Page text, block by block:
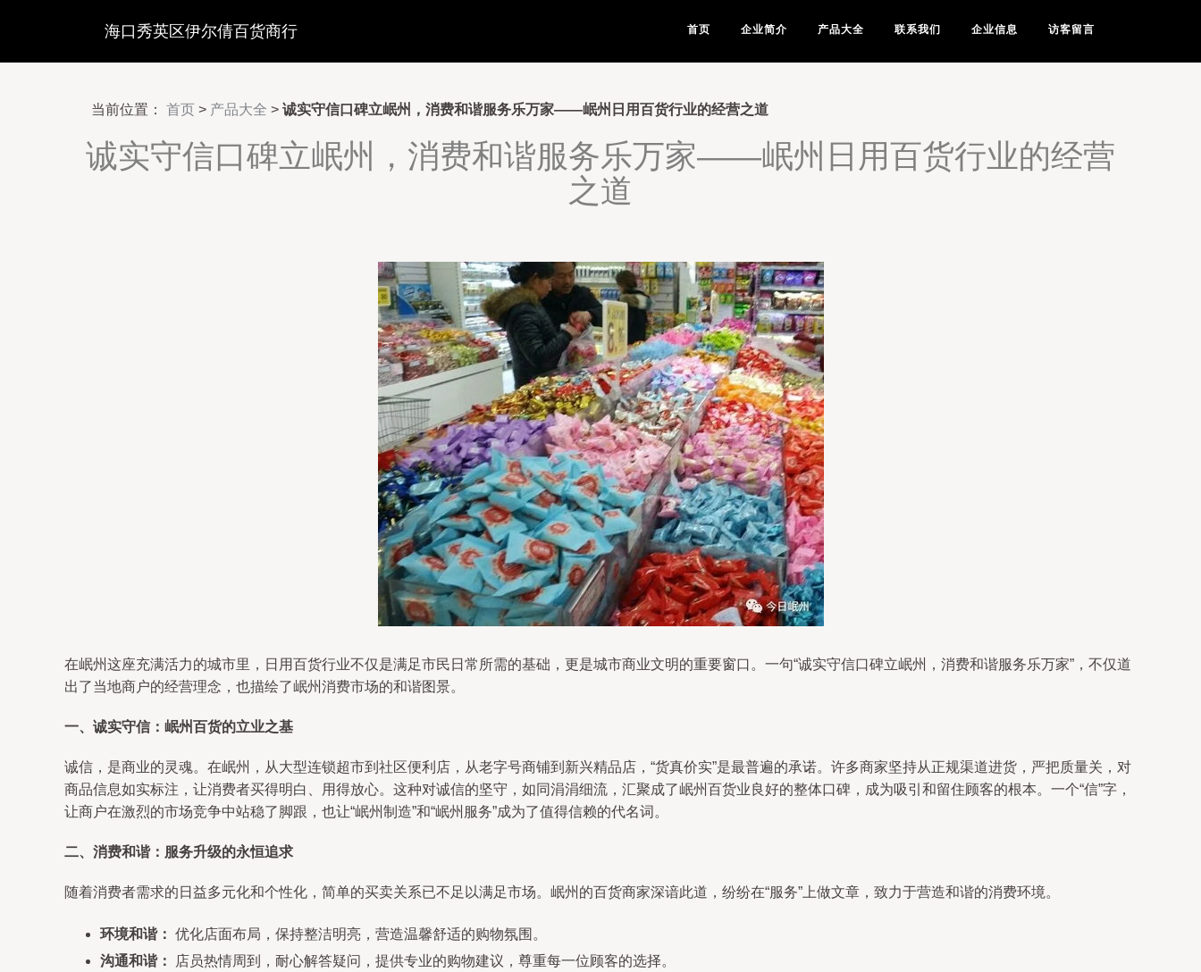
海口秀英区伊尔倩百货商行 首页 企业简介 产品大全 联系我们 企业信息 访客留言
当前位置： 首页 > 产品大全 > 诚实守信口碑立岷州，消费和谐服务乐万家——岷州日用百货行业的经营之道
诚实守信口碑立岷州，消费和谐服务乐万家——岷州日用百货行业的经营
之道
在岷州这座充满活力的城市里，日用百货行业不仅是满足市民日常所需的基础，更是城市商业文明的重要窗口。一句“诚实守信口碑立岷州，消费和谐服务乐万家”，不仅道
出了当地商户的经营理念，也描绘了岷州消费市场的和谐图景。
一、诚实守信：岷州百货的立业之基
诚信，是商业的灵魂。在岷州，从大型连锁超市到社区便利店，从老字号商铺到新兴精品店，“货真价实”是最普遍的承诺。许多商家坚持从正规渠道进货，严把质量关，对
商品信息如实标注，让消费者买得明白、用得放心。这种对诚信的坚守，如同涓涓细流，汇聚成了岷州百货业良好的整体口碑，成为吸引和留住顾客的根本。一个“信”字，
让商户在激烈的市场竞争中站稳了脚跟，也让“岷州制造”和“岷州服务”成为了值得信赖的代名词。
二、消费和谐：服务升级的永恒追求
随着消费者需求的日益多元化和个性化，简单的买卖关系已不足以满足市场。岷州的百货商家深谙此道，纷纷在“服务”上做文章，致力于营造和谐的消费环境。
环境和谐： 优化店面布局，保持整洁明亮，营造温馨舒适的购物氛围。
沟通和谐：
店员热情周到，耐心解答疑问，提供专业的购物建议，尊重每一位顾客的选择。